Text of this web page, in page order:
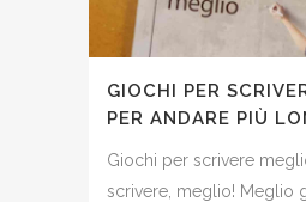
GIOCHI PER
PER ANDARE PIÙ
Giochi per scrivere
scrivere, meglio! Meglio